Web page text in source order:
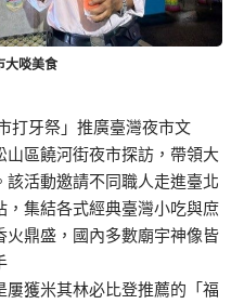
大啖美食
打牙祭」推廣臺灣夜市文
區饒河街夜市探訪，帶領大
活動邀請不同職人走進臺北
集結各式經典臺灣小吃與庶
鼎盛，國內多數廟宇神像皆
獲米其林必比登推薦的「福